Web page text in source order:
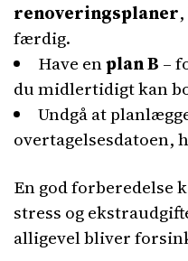
renoveringsplaner
færdig.
Have enplan B –
du midlertidigt kan
Undgå at
overtagelsesdatoen,
En god forberedelse
stress og
alligevel bliver